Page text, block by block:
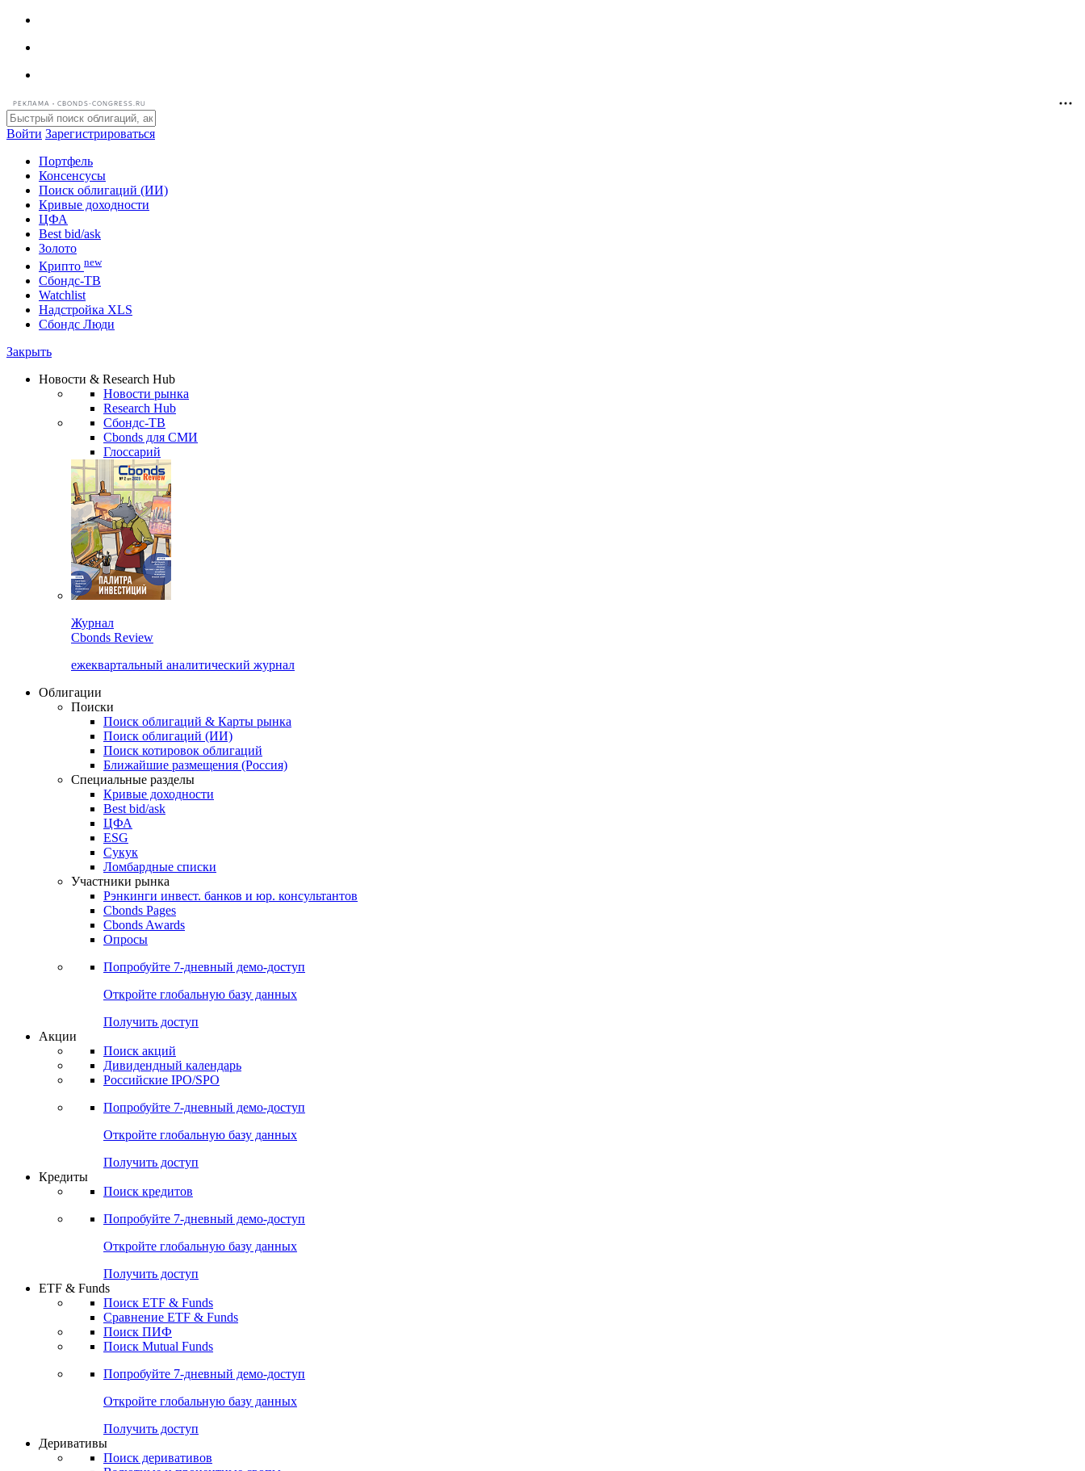
РЕКЛАМА • CBONDS-CONGRESS.RU
Войти Зарегистрироваться
Портфель
Консенсусы
Поиск облигаций (ИИ)
Кривые доходности
ЦФА
Best bid/ask
Золото
Криптоnew
Сбондс-ТВ
Надстройка XLS
Сбондс Люди
Новости & Research Hub
Новости рынка
Research Hub
Сбондс-ТВ
Cbonds для СМИ
Глоссарий
Журнал
Cbonds Review
ежеквартальный аналитический журнал
Облигации
Поиски
Поиск облигаций & Карты рынка
Поиск облигаций (ИИ)
Поиск котировок облигаций
Ближайшие размещения (Россия)
Специальные разделы
Кривые доходности
Best bid/ask
ЦФА
ESG
Сукук
Ломбардные списки
Участники рынка
Рэнкинги инвест. банков и юр. консультантов
Cbonds Pages
Cbonds Awards
Опросы
Попробуйте7-дневный
Откройте глобальную базу данных
Получить доступ
Акции
Поиск акций
Дивидендный календарь
Российские IPO/SPO
Попробуйте7-дневный
Откройте глобальную базу данных
Получить доступ
Кредиты
Поиск кредитов
Попробуйте7-дневный
Откройте глобальную базу данных
Получить доступ
ETF & Funds
Поиск ETF & Funds
Сравнение ETF & Funds
Поиск ПИФ
Поиск Mutual Funds
Попробуйте7-дневный
Откройте глобальную базу данных